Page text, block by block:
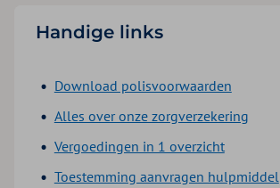
Handige links
Download polisvoorwaarden
Alles over onze zorgverzekering
Vergoedingen in 1 overzicht
Toestemming aanvragen hulpmiddel